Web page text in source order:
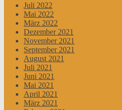
Juli 2022
Mai 2022
März 2022
Dezember 2021
November 2021
September 2021
August 2021
Juli 2021
Juni 2021
Mai 2021
April 2021
März 2021